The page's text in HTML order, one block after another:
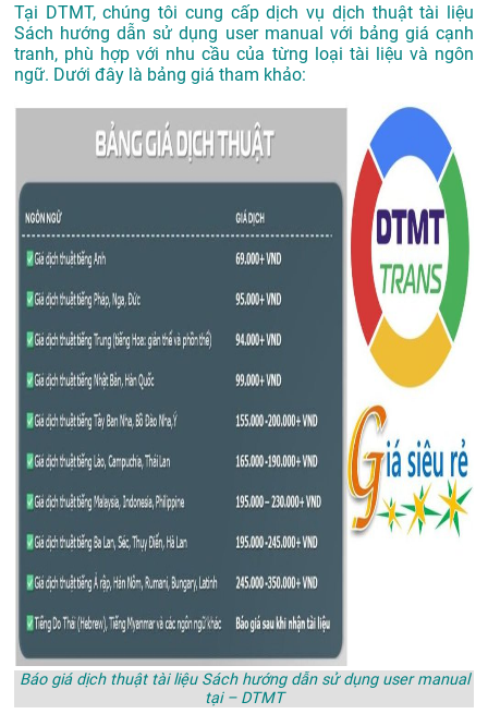
Tại DTMT, chúng tôi cung cấp dịch vụ dịch thuật tài liệu
Sách hướng dẫn sử dụng user manual với bảng giá cạnh
tranh, phù hợp với nhu cầu của từng loại tài liệu và ngôn
ngữ. Dưới đây là bảng giá tham khảo:
Báo giá dịch thuật tài liệu Sách hướng dẫn sử dụng user manual
tại – DTMT